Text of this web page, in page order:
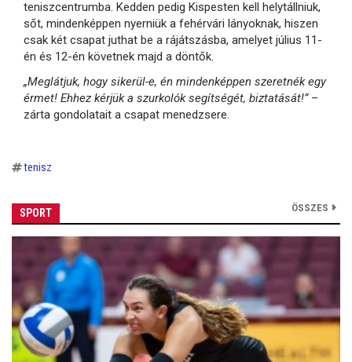
teniszcentrumba. Kedden pedig Kispesten kell helytállniuk,
sőt, mindenképpen nyerniük a fehérvári lányoknak, hiszen
csak két csapat juthat be a rájátszásba, amelyet július 11-
én és 12-én követnek majd a döntők.
„Meglátjuk, hogy sikerül-e, én mindenképpen szeretnék egy
érmet! Ehhez kérjük a szurkolók segítségét, biztatását!”–
zárta gondolatait a csapat menedzsere.
tenisz
SPORT ÖSSZES